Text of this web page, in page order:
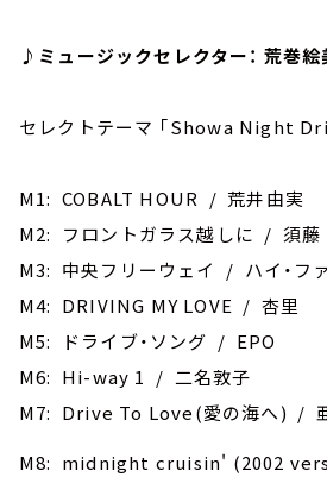
♪ミュージックセレクター： 荒巻絵
セレクトテーマ ｢Showa Night
M1: COBALT HOUR / 荒井由実
M2: フロントガラス越しに / 須藤
M3: 中央フリーウェイ / ハイ・フ
M4: DRIVING MY LOVE / 杏里
M5: ドライブ・ソング / EPO
M6: Hi-way 1 / 二名敦子
M7: Drive To Love(愛の海へ) /
M8: midnight cruisin' (2002